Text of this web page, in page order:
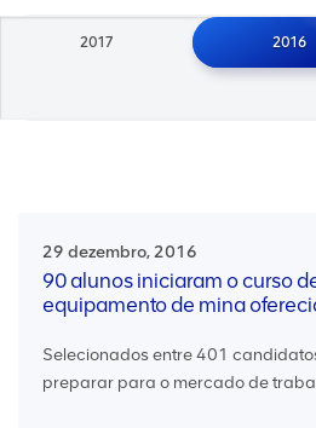
2017 2016
29 dezembro, 2016
90 alunos iniciaram o curso
equipamento de mina
Selecionados entre 401
preparar para o mercado de